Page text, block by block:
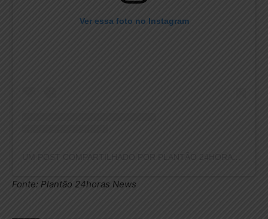
Ver essa foto no Instagram
UM POST COMPARTILHADO POR PLANTÃO 24HORAS NEWS (@PLANTAO24HORASNEWS)
Fonte: Plantão 24horas News